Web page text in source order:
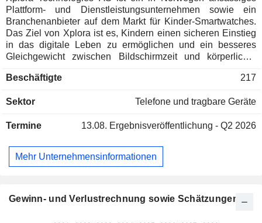
Plattform- und Dienstleistungsunternehmen sowie ein
Branchenanbieter auf dem Markt für Kinder-Smartwatches.
Das Ziel von Xplora ist es, Kindern einen sicheren Einstieg
in das digitale Leben zu ermöglichen und ein besseres
Gleichgewicht zwischen Bildschirmzeit und körperlicher
darin, Kindern auf der ganzen Welt zu ermöglichen, zu
schaffen und einen positiven Beitrag leisten können. Das
X5 Play, XGO2 und XMOVE sowie Uhrenzubehör wie
Technologies AS unterhält Niederlassungen in Norwegen,
Schweden, Finnland, Dänemark, Großbritannien,
Beschäftigte 217
Sektor Telefone und tragbare Geräte
Termine 13.08. Ergebnisveröffentlichung - Q2 2026
Mehr Unternehmensinformationen
Gewinn- und Verlustrechnung sowie Schätzungen